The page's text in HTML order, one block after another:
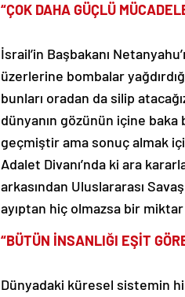
“ÇOK DAHA GÜÇLÜ
İsrail’in Başbakanı
üzerlerine bombalar
bunları oradan da silip
dünyanın gözünün içine baka
geçmiştir ama sonuç almak
Adalet Divanı’nda ki ara
arkasından Uluslararası
ayıptan hiç olmazsa bir
“BÜTÜN İNSANLIĞI EŞİT
Dünyadaki küresel sistemin